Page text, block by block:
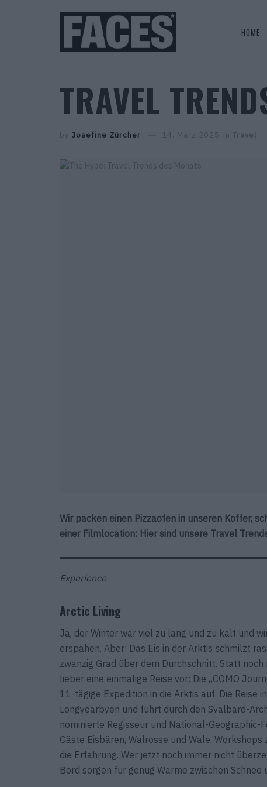
HOME
TRAVEL
by Josefine Zürcher 14. März 2025 in Travel
Wir packen einen Pizzaofen in unseren Koffer,
einer Filmlocation: Hier sind unsere Travel
Experience
Arctic Living
Ja, der Winter war viel zu lang und zu kalt und
erspähen. Aber: Das Eis in der Arktis schmilzt
zwanzig Grad über dem Durchschnitt. Statt
lieber eine einmalige Reise vor: Die „COMO
11-tägige Expedition in die Arktis auf. Die Reise
Longyearbyen und führt durch den Svalbard-
nominierte Regisseur und National-
Gäste Eisbären, Walrosse und Wale.
die Erfahrung. Wer jetzt noch immer nicht
Bord sorgen für genug Wärme zwischen Schnee